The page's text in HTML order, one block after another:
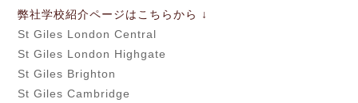
弊社学校紹介ページはこちらから ↓
St Giles London Central
St Giles London Highgate
St Giles Brighton
St Giles Cambridge